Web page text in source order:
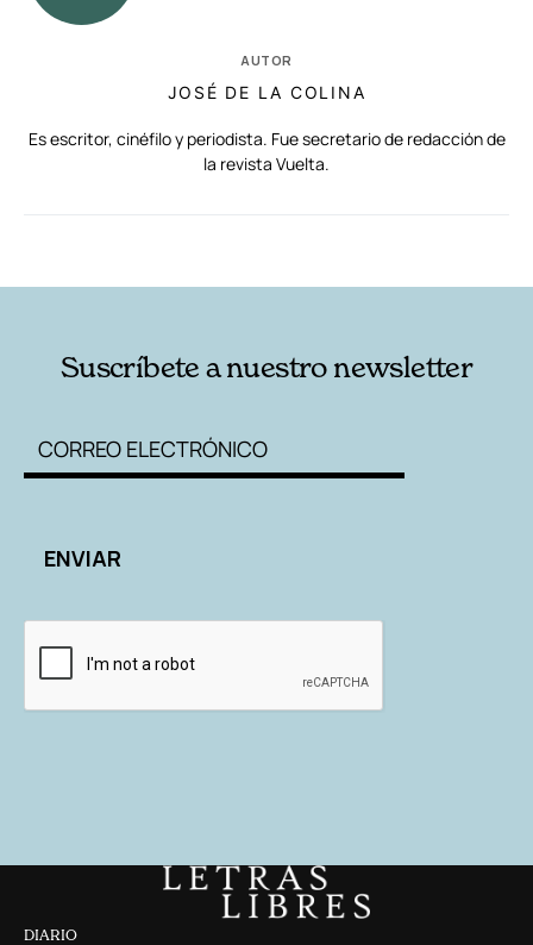
AUTOR
JOSÉ DE LA COLINA
Es escritor, cinéfilo y periodista. Fue secretario de redacción de
la revista Vuelta.
Suscríbete a nuestro newsletter
DIARIO